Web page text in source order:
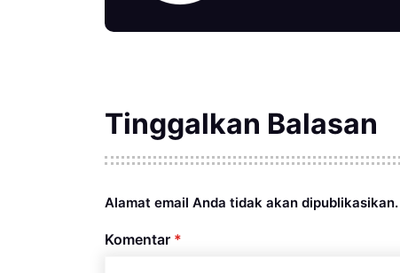
Tinggalkan Balasan
Alamat email Anda tidak akan dipublikasikan.
Komentar *